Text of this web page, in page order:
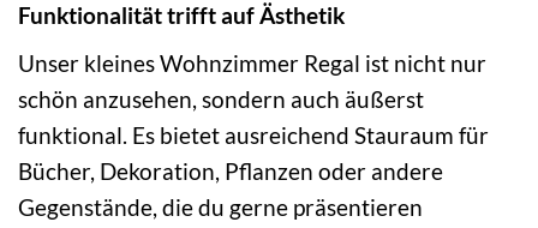
Funktionalität trifft auf Ästhetik
Unser kleines Wohnzimmer Regal ist nicht nur
schön anzusehen, sondern auch äußerst
funktional. Es bietet ausreichend Stauraum für
Bücher, Dekoration, Pflanzen oder andere
Gegenstände, die du gerne präsentieren